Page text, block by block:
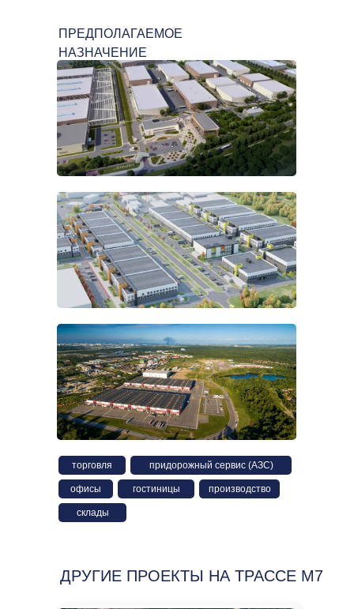
ПРЕДПОЛАГАЕМОЕ
НАЗНАЧЕНИЕ
торговля
гостиницы производство
склады
офисы
придорожный сервис (АЗС)
ДРУГИЕ ПРОЕКТЫ НА ТРАССЕ М7